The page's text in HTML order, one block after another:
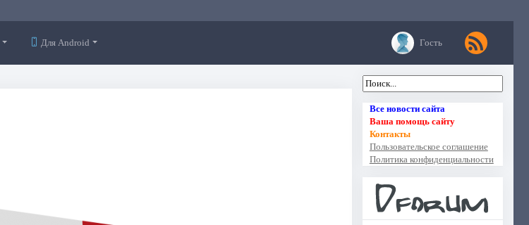
Для Android Гость
Все новости сайта
Ваша помощь сайту
Контакты
Пользовательское соглашение
Политика конфиденциальности